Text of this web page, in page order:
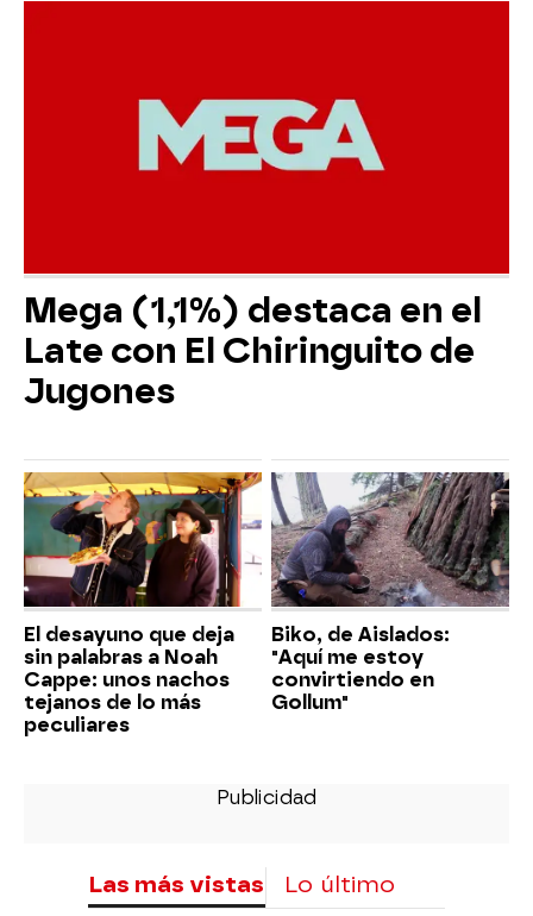
Mega (1,1%) destaca en el
Late con El Chiringuito de
Jugones
El desayuno que deja
sin palabras a Noah
Cappe: unos nachos
tejanos de lo más
peculiares
Biko, de Aislados:
"Aquí me estoy
convirtiendo en
Gollum"
Las más vistas Lo último